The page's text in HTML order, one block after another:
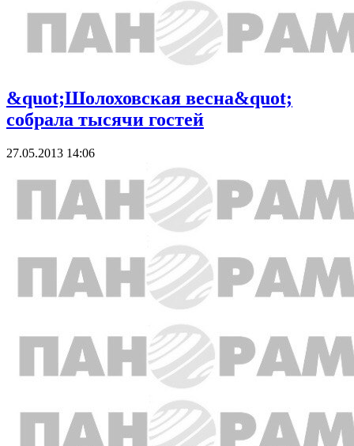
&quot;Шолоховская весна&quot;
собрала тысячи гостей
27.05.2013 14:06